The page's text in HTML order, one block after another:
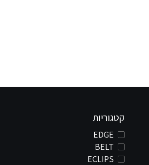
קטגוריות
EDGE
BELT
ECLIPS